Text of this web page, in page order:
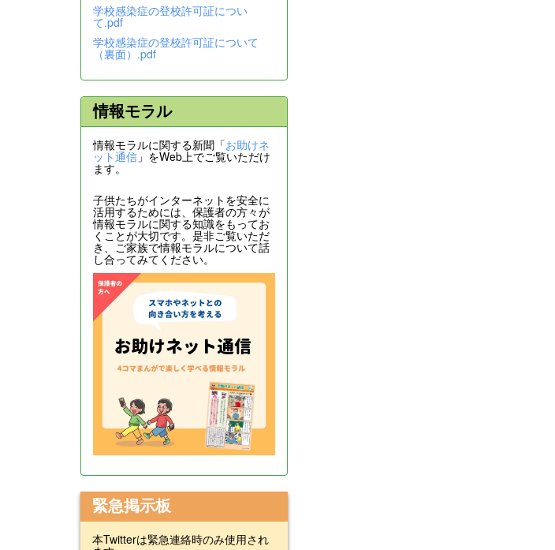
学校感染症の登校許可証につい
て.pdf
学校感染症の登校許可証について
（裏面）.pdf
情報モラル
情報モラルに関する新聞「お助けネ
ット通信 」をWeb上でご覧いただけ
ます。
子供たちがインターネットを安全に
活用するためには、保護者の方々が
情報モラルに関する知識をもってお
くことが大切です。是非ご覧いただ
き、ご家族で情報モラルについて話
し合ってみてください。
緊急掲示板
本Twitterは緊急連絡時のみ使用され